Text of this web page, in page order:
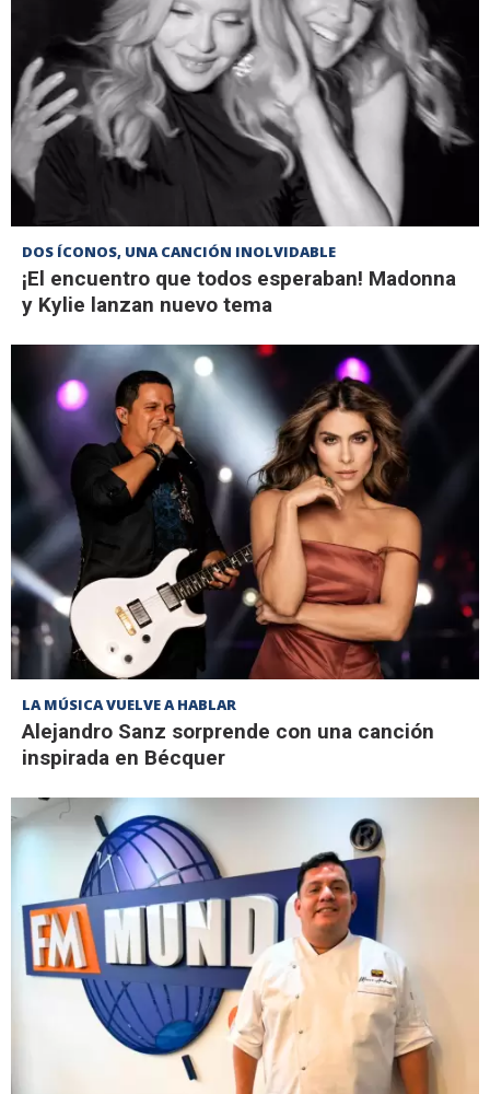
DOS ÍCONOS, UNA CANCIÓN INOLVIDABLE
¡El encuentro que todos esperaban! Madonna
y Kylie lanzan nuevo tema
LA MÚSICA VUELVE A HABLAR
Alejandro Sanz sorprende con una canción
inspirada en Bécquer